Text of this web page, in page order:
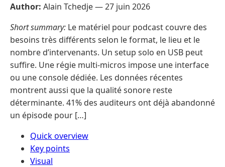
Author: Alain Tchedje —27 juin 2026
Short summary: Le matériel pour podcast couvre des
besoins très différents selon le format, le lieu et le
nombre d’intervenants. Un setup solo en USB peut
suffire. Une régie multi-micros impose une interface
ou une console dédiée. Les données récentes
montrent aussi que la qualité sonore reste
déterminante. 41% des auditeurs ont déjà abandonné
un épisode pour […]
Quick overview
Key points
Visual